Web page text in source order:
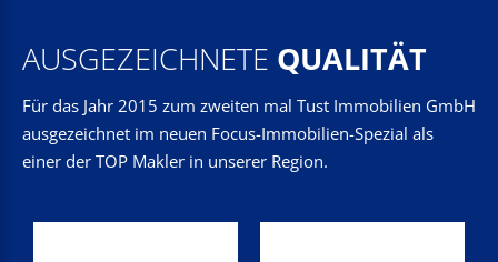
AUSGEZEICHNETE QUALITÄT
Für das Jahr 2015 zum zweiten mal Tust Immobilien GmbH
ausgezeichnet im neuen Focus-Immobilien-Spezial als
einer der TOP Makler in unserer Region.